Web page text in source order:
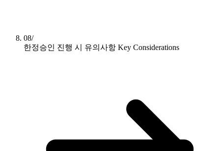
08/
한정승인 진행 시 유의사항 Key Considerations